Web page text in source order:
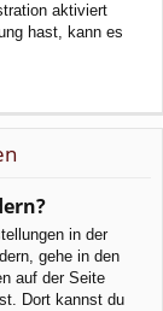
aktiviert
hast, kann es
in der
gehe in den
auf der Seite
Dort kannst du